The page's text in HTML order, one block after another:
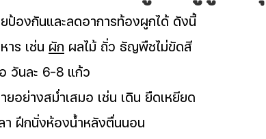
ป้องกันและลดอาการท้องผูกได้ ดังนี้
าร เช่น ผัก ผลไม้ ถั่ว ธัญพืชไม่ขัดสี
วันละ 6–8 แก้ว
ยอย่างสม่ำเสมอ เช่น เดิน ยืดเหยียด
า ฝึกนั่งห้องน้ำหลังตื่นนอน